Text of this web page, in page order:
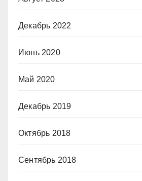
Декабрь 2022
Июнь 2020
Май 2020
Декабрь 2019
Октябрь 2018
Сентябрь 2018